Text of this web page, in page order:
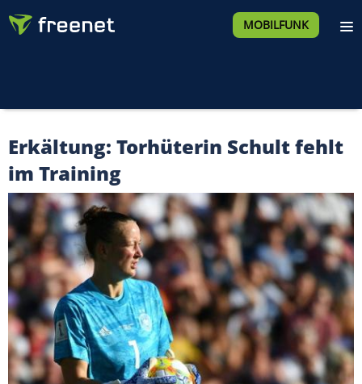
MOBILFUNK
Erkältung: Torhüterin Schult fehlt
im Training